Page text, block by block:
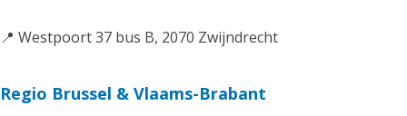
📍 Westpoort 37 bus B, 2070 Zwijndrecht
Regio Brussel & Vlaams-Brabant